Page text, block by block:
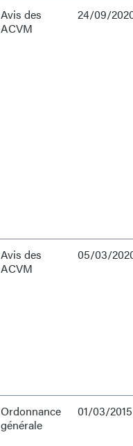
Avis des
ACVM
24/09/
Avis des
ACVM
05/03/
Ordonnance
générale
01/03/2015